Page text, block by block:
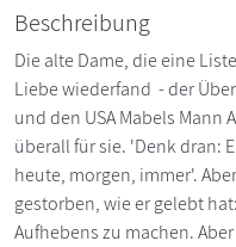
Beschreibung
Die alte Dame, die eine
Liebe wiederfand - der
und den USA Mabels
überall für sie. 'Denk dran:
heute, morgen, immer'.
gestorben, wie er gelebt
Aufhebens zu machen.